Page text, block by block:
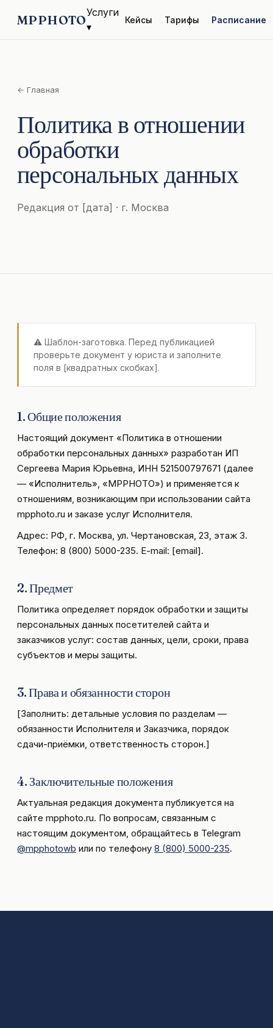
MPPHOTOУслуги
▾
Кейсы Тарифы Расписание
← Главная
Политика в отношении
обработки
персональных данных
Редакция от [дата] · г. Москва
⚠️ Шаблон-заготовка. Перед публикацией
проверьте документ у юриста и заполните
поля в [квадратных скобках].
1. Общие положения
Настоящий документ «Политика в отношении
обработки персональных данных» разработан ИП
Сергеева Мария Юрьевна, ИНН 521500797671 (далее
— «Исполнитель», «MPPHOTO») и применяется к
отношениям, возникающим при использовании сайта
mpphoto.ru и заказе услуг Исполнителя.
Адрес: РФ, г. Москва, ул. Чертановская, 23, этаж 3.
Телефон: 8 (800) 5000-235. E-mail: [email].
2. Предмет
Политика определяет порядок обработки и защиты
персональных данных посетителей сайта и
заказчиков услуг: состав данных, цели, сроки, права
субъектов и меры защиты.
3. Права и обязанности сторон
[Заполнить: детальные условия по разделам —
обязанности Исполнителя и Заказчика, порядок
сдачи-приёмки, ответственность сторон.]
4. Заключительные положения
Актуальная редакция документа публикуется на
сайте mpphoto.ru. По вопросам, связанным с
настоящим документом, обращайтесь в Telegram
@mpphotowb или по телефону 8 (800) 5000-235.